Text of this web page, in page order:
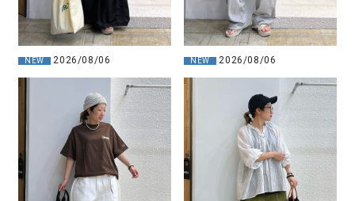
NEW 2026/08/06 NEW 2026/08/06